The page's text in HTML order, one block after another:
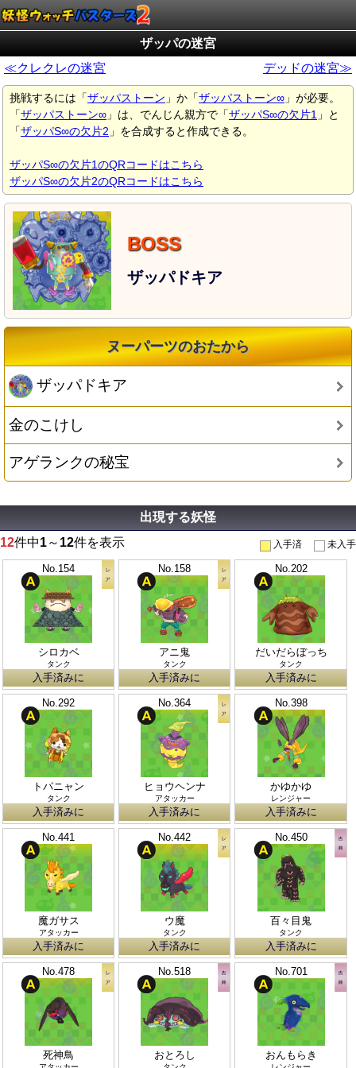
ザッパの迷宮
≪クレクレの迷宮
デッドの迷宮≫
挑戦するには「ザッパストーン 」か「ザッパストーン∞ 」が必要。
「ザッパストーン∞ 」は、でんじん親方で「ザッパS∞の欠片1 」と
「ザッパS∞の欠片2 」を合成すると作成できる。
ザッパS∞の欠片1のQRコードはこちら
ザッパS∞の欠片2のQRコードはこちら
ザッパドキア
ヌーパーツのおたから
ザッパドキア
金のこけし
アゲランクの秘宝
出現する妖怪
12件中1～ 12件を表示 入手済 未入手
No.154
シロカベ
タンク
入手済みに
No.158
アニ鬼
タンク
入手済みに
No.202
だいだらぼっち
タンク
入手済みに
No.292
トパニャン
タンク
入手済みに
No.364
ヒョウヘンナ
アタッカー
入手済みに
No.398
かゆかゆ
レンジャー
入手済みに
No.441
魔ガサス
アタッカー
入手済みに
No.442
ウ魔
タンク
入手済みに
No.450
百々目鬼
タンク
入手済みに
No.478
死神鳥
No.518
おとろし
No.701
おんもらき